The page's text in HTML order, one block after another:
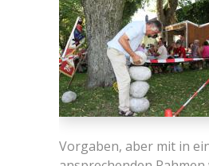
Vorgaben, aber mit in